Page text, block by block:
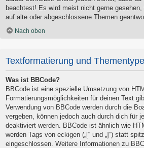
beachtest! Es wird meist nicht gerne
auf alte oder abgeschlossene Themen
Nach oben
Textformatierung und
Was ist BBCode?
BBCode ist eine spezielle Umsetzung von
Formatierungsmöglichkeiten für deinen Text
Verwendung von BBCode werden durch die
vergeben, können jedoch auch durch dich für
deaktiviert werden. BBCode ist ähnlich wie
werden Tags von eckigen („[“ und „]“) statt
eingeschlossen. Weitere Informationen zu